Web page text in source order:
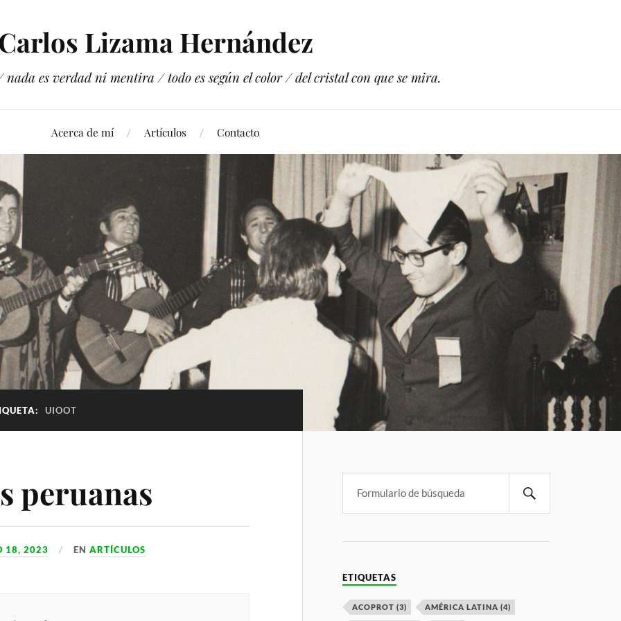
Lizama Hernández
es verdad ni mentira / todo es según el color / del cristal con que se mira.
Acerca de mí Artículos Contacto
UIOOT
peruanas
18, 2023 ENARTÍCULOS
ETIQUETAS
ACOPROT (3) AMÉRICA LATINA (4)